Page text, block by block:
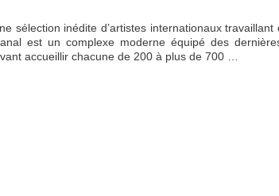
inédite d’artistes internationaux travaillant
est un complexe moderne équipé des
accueillir chacune de 200 à plus de 700 …